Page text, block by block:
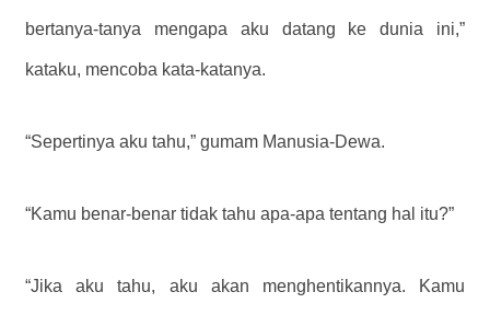
bertanya-tanya mengapa aku datang ke dunia ini,”
kataku, mencoba kata-katanya.
“Sepertinya aku tahu,” gumam Manusia-Dewa.
“Kamu benar-benar tidak tahu apa-apa tentang hal itu?”
“Jika aku tahu, aku akan menghentikannya. Kamu